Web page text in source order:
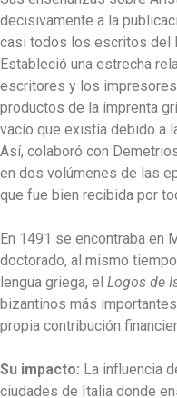
decisivamente a la
casi todos los escritos del
Estableció una estrecha
escritores y los
productos de la imprenta
vacío que existía debido a
Así, colaboró con
en dos volúmenes de las
que fue bien recibida por
En 1491 se encontraba en
doctorado, al mismo
lengua griega, el Logos de
bizantinos más
propia contribución
Su impacto: La influencia
ciudades de Italia donde